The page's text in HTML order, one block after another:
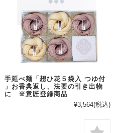
手延べ麺「想ひ花５袋入 つゆ付
」お香典返し、法要の引き出物
に ※意匠登録商品
¥3,564(税込)